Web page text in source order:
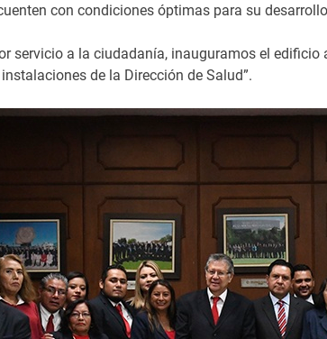
con condiciones óptimas para su
servicio a la ciudadanía, inauguramos el edificio
de la Dirección de Salud”.